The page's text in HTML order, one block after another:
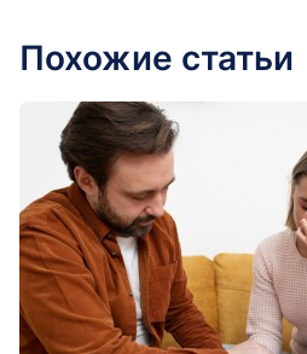
Похожие статьи